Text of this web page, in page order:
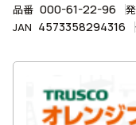
品番 000-61-22-96
JAN 4573358294316